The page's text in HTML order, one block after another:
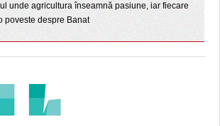
unde agricultura înseamnă pasiune, iar fiecare
poveste despre Banat